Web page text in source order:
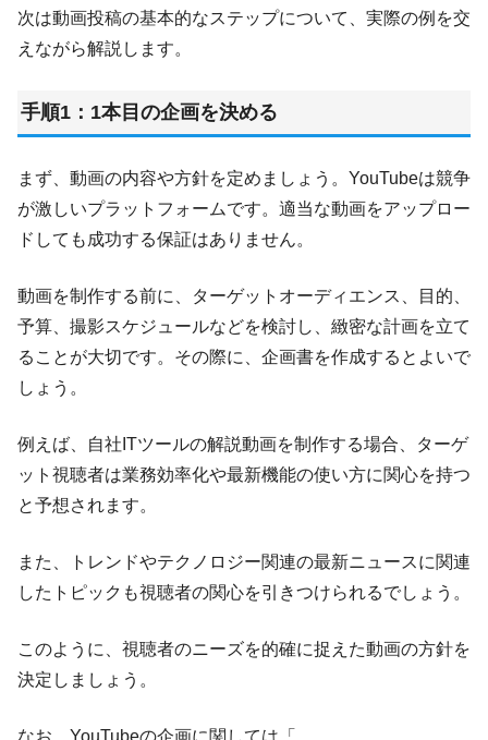
次は動画投稿の基本的なステップについて、実際の例を交
えながら解説します。
手順1：1本目の企画を決める
まず、動画の内容や方針を定めましょう。YouTubeは競争
が激しいプラットフォームです。適当な動画をアップロー
ドしても成功する保証はありません。
動画を制作する前に、ターゲットオーディエンス、目的、
予算、撮影スケジュールなどを検討し、緻密な計画を立て
ることが大切です。その際に、企画書を作成するとよいで
しょう。
例えば、自社ITツールの解説動画を制作する場合、ターゲ
ット視聴者は業務効率化や最新機能の使い方に関心を持つ
と予想されます。
また、トレンドやテクノロジー関連の最新ニュースに関連
したトピックも視聴者の関心を引きつけられるでしょう。
このように、視聴者のニーズを的確に捉えた動画の方針を
決定しましょう。
なお、YouTubeの企画に関しては「